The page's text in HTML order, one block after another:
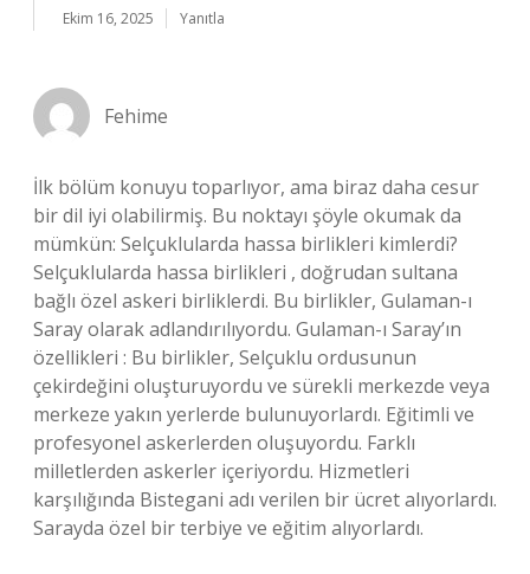
Ekim 16, 2025 Yanıtla
Fehime
İlk bölüm konuyu toparlıyor, ama biraz daha cesur
bir dil iyi olabilirmiş. Bu noktayı şöyle okumak da
mümkün: Selçuklularda hassa birlikleri kimlerdi?
Selçuklularda hassa birlikleri , doğrudan sultana
bağlı özel askeri birliklerdi. Bu birlikler, Gulaman-ı
Saray olarak adlandırılıyordu. Gulaman-ı Saray’ın
özellikleri : Bu birlikler, Selçuklu ordusunun
çekirdeğini oluşturuyordu ve sürekli merkezde veya
merkeze yakın yerlerde bulunuyorlardı. Eğitimli ve
profesyonel askerlerden oluşuyordu. Farklı
milletlerden askerler içeriyordu. Hizmetleri
karşılığında Bistegani adı verilen bir ücret alıyorlardı.
Sarayda özel bir terbiye ve eğitim alıyorlardı.